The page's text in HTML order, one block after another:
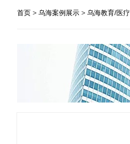
首页 > 乌海案例展示 > 乌海教育/医疗